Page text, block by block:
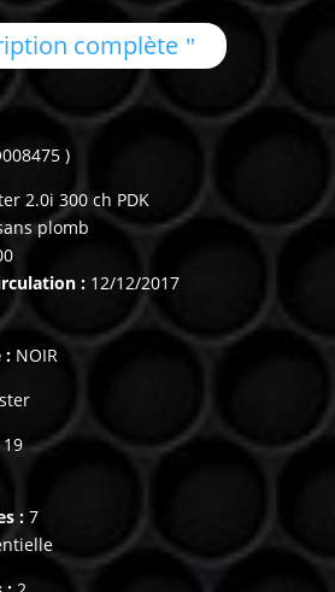
complète
)
2.0i 300 ch PDK
plomb
:12/12/2017
: NOIR
:7